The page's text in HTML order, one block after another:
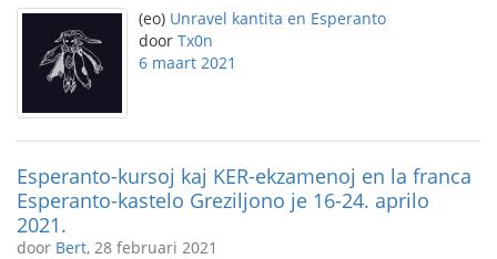
(eo) Unravel kantita en Esperanto
door Tx0n
6 maart 2021
Esperanto-kursoj kaj KER-ekzamenoj en la franca
Esperanto-kastelo Greziljono je 16-24. aprilo
2021.
door Bert, 28 februari 2021